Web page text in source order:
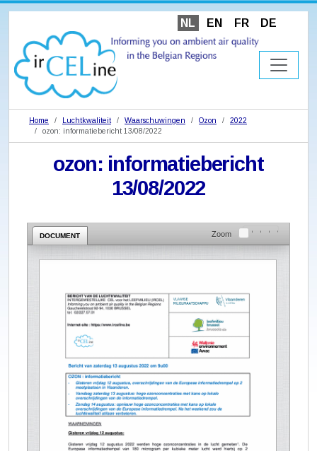
NL EN FR DE
Home Luchtkwaliteit Waarschuwingen Ozon
2022
ozon: informatiebericht 13/08/2022
ozon: informatiebericht
13/08/2022
DOCUMENT Zoom